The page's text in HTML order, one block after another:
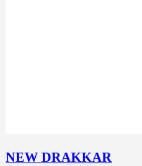
NEW DRAKKAR